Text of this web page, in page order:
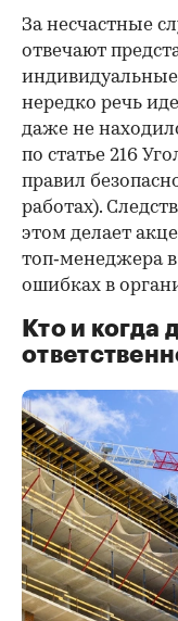
За несчастные
отвечают
нередко речь
даже не
по статье 216
правил
работах).
этом делает
топ‑менеджера
ошибках в
Кто и когда